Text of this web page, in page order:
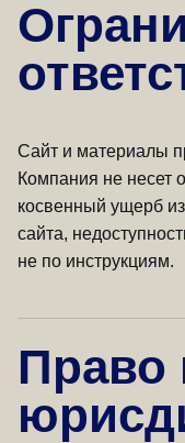
Сайт и материалы
Компания не несет
косвенный ущерб
сайта,
не по инструкциям.
Право